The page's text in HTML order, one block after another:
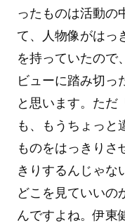
ったものは活動の
て、人物像がはっ
を持っていたので
ビューに踏み切っ
と思います。ただ
も、もうちょっと
ものをはっきりさ
きりするんじゃな
どこを見ていいの
んですよね。伊東